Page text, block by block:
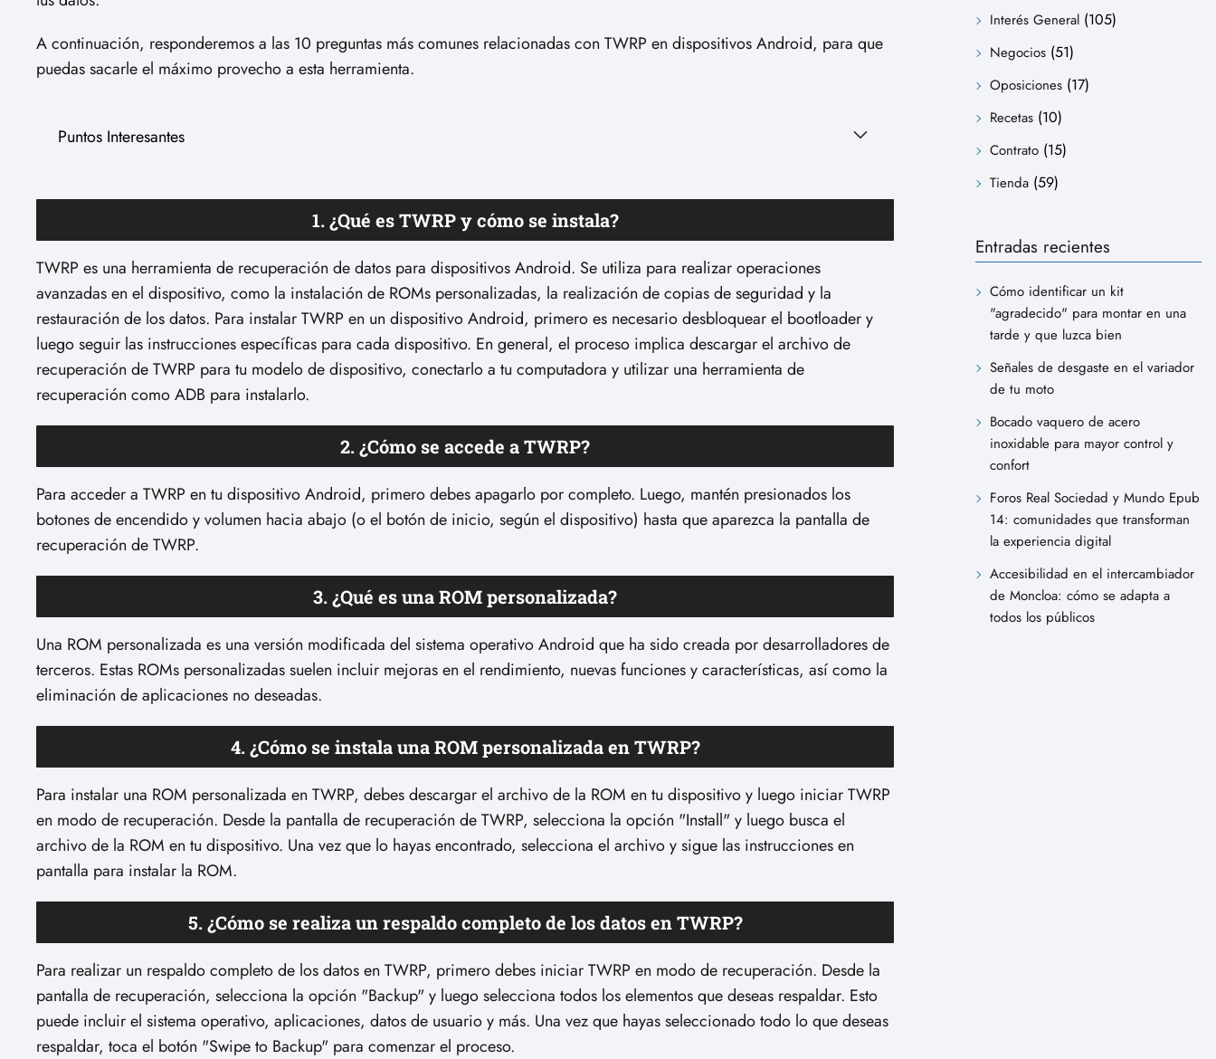
A continuación, responderemos a las 10 preguntas más comunes relacionadas con TWRP en dispositivos Android, para que
puedas sacarle el máximo provecho a esta herramienta.
Puntos Interesantes
1. ¿Qué es TWRP y cómo se instala?
TWRP es una herramienta de recuperación de datos para dispositivos Android. Se utiliza para realizar operaciones
avanzadas en el dispositivo, como la instalación de ROMs personalizadas, la realización de copias de seguridad y la
restauración de los datos. Para instalar TWRP en un dispositivo Android, primero es necesario desbloquear el bootloader y
luego seguir las instrucciones específicas para cada dispositivo. En general, el proceso implica descargar el archivo de
recuperación de TWRP para tu modelo de dispositivo, conectarlo a tu computadora y utilizar una herramienta de
recuperación como ADB para instalarlo.
2. ¿Cómo se accede a TWRP?
Para acceder a TWRP en tu dispositivo Android, primero debes apagarlo por completo. Luego, mantén presionados los
botones de encendido y volumen hacia abajo (o el botón de inicio, según el dispositivo) hasta que aparezca la pantalla de
recuperación de TWRP.
3. ¿Qué es una ROM personalizada?
Una ROM personalizada es una versión modificada del sistema operativo Android que ha sido creada por desarrolladores de
terceros. Estas ROMs personalizadas suelen incluir mejoras en el rendimiento, nuevas funciones y características, así como la
eliminación de aplicaciones no deseadas.
4. ¿Cómo se instala una ROM personalizada en TWRP?
Para instalar una ROM personalizada en TWRP, debes descargar el archivo de la ROM en tu dispositivo y luego iniciar TWRP
en modo de recuperación. Desde la pantalla de recuperación de TWRP, selecciona la opción "Install" y luego busca el
archivo de la ROM en tu dispositivo. Una vez que lo hayas encontrado, selecciona el archivo y sigue las instrucciones en
pantalla para instalar la ROM.
5. ¿Cómo se realiza un respaldo completo de los datos en TWRP?
Para realizar un respaldo completo de los datos en TWRP, primero debes iniciar TWRP en modo de recuperación. Desde la
pantalla de recuperación, selecciona la opción "Backup" y luego selecciona todos los elementos que deseas respaldar. Esto
puede incluir el sistema operativo, aplicaciones, datos de usuario y más. Una vez que hayas seleccionado todo lo que deseas
respaldar, toca el botón "Swipe to Backup" para comenzar el proceso.
Interés General(105)
Negocios(51)
Oposiciones(17)
Recetas(10)
Contrato(15)
Tienda(59)
Entradas recientes
Cómo identificar un kit
"agradecido" para montar en una
tarde y que luzca bien
Señales de desgaste en el variador
de tu moto
Bocado vaquero de acero
inoxidable para mayor control y
confort
Foros Real Sociedad y Mundo Epub
14: comunidades que transforman
la experiencia digital
Accesibilidad en el intercambiador
de Moncloa: cómo se adapta a
todos los públicos